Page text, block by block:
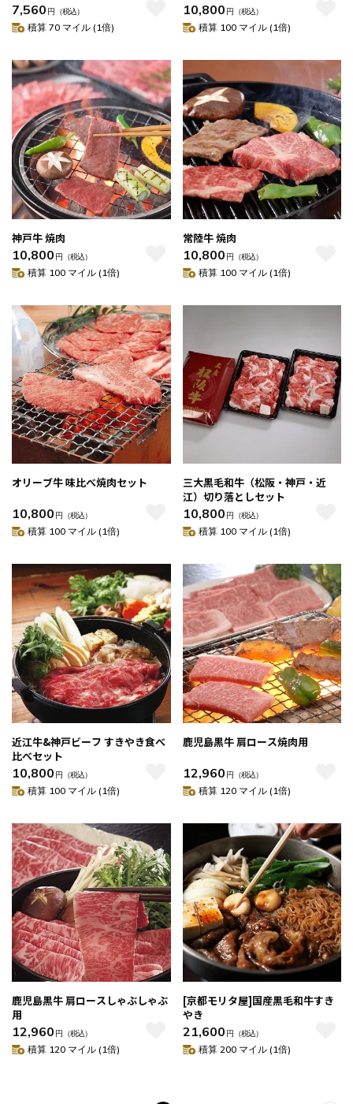
7,560 円 （税込）
積算 70 マイル (1倍)
10,800 円 （税込）
積算 100 マイル (1倍)
神戸牛 焼肉
10,800 円 （税込）
積算 100 マイル (1倍)
常陸牛 焼肉
10,800 円 （税込）
積算 100 マイル (1倍)
オリーブ牛 味比べ焼肉セット
10,800 円 （税込）
積算 100 マイル (1倍)
三大黒毛和牛（松阪・神戸・近
江）切り落としセット
10,800 円 （税込）
積算 100 マイル (1倍)
近江牛&神戸ビーフ すきやき食べ
比べセット
10,800 円 （税込）
積算 100 マイル (1倍)
鹿児島黒牛 肩ロース焼肉用
12,960 円 （税込）
積算 120 マイル (1倍)
鹿児島黒牛 肩ロースしゃぶしゃぶ
用
12,960 円 （税込）
積算 120 マイル (1倍)
[京都モリタ屋]国産黒毛和牛すき
やき
21,600 円 （税込）
積算 200 マイル (1倍)